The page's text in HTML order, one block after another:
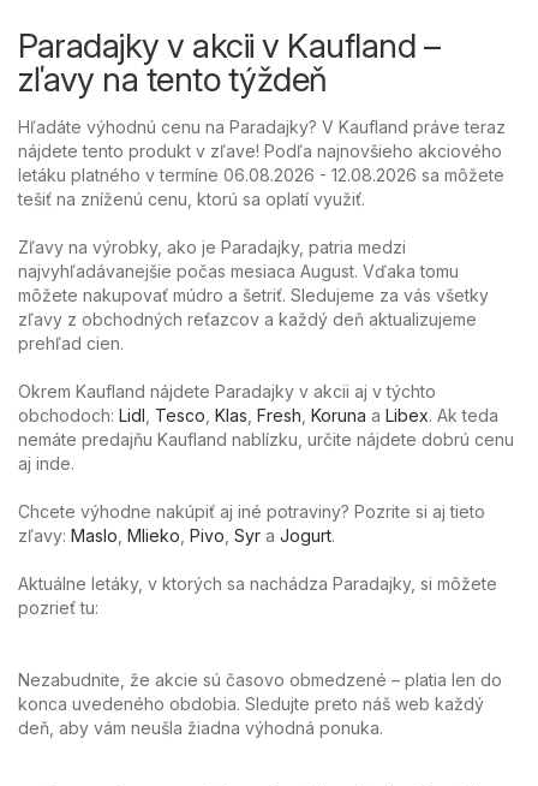
Paradajky v akcii v Kaufland –
zľavy na tento týždeň
Hľadáte výhodnú cenu na Paradajky? V Kaufland práve teraz
nájdete tento produkt v zľave! Podľa najnovšieho akciového
letáku platného v termíne 06.08.2026 - 12.08.2026 sa môžete
tešiť na zníženú cenu, ktorú sa oplatí využiť.
Zľavy na výrobky, ako je Paradajky, patria medzi
najvyhľadávanejšie počas mesiaca August. Vďaka tomu
môžete nakupovať múdro a šetriť. Sledujeme za vás všetky
zľavy z obchodných reťazcov a každý deň aktualizujeme
prehľad cien.
Okrem Kaufland nájdete Paradajky v akcii aj v týchto
obchodoch: Lidl Tesco Klas Fresh Koruna a Libex. Ak teda
nemáte predajňu Kaufland nablízku, určite nájdete dobrú cenu
aj inde.
Chcete výhodne nakúpiť aj iné potraviny? Pozrite si aj tieto
zľavy: Maslo Mlieko Pivo Syr a Jogurt.
Aktuálne letáky, v ktorých sa nachádza Paradajky, si môžete
pozrieť tu:
Nezabudnite, že akcie sú časovo obmedzené – platia len do
konca uvedeného obdobia. Sledujte preto náš web každý
deň, aby vám neušla žiadna výhodná ponuka.